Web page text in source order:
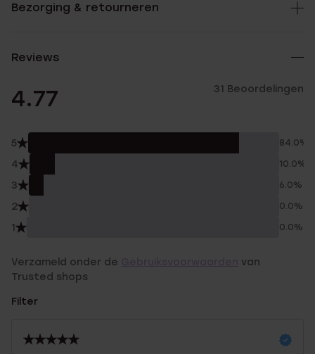
Bezorging & retourneren
Reviews
4.77 31 Beoordelingen
5 84.0%
4 10.0%
3 6.0%
2 0.0%
1 0.0%
Verzameld onder de
van
Trusted shops
Filter